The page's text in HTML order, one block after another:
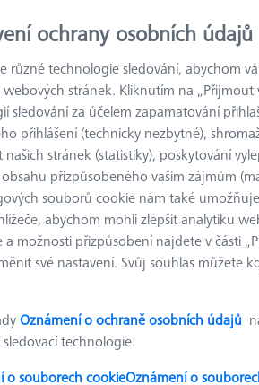
systém Kódování
filtrů
Referenční značky 3,0
bílé, magnetické, 100
604001-4892-000
Machine
ARAMIS, ATOS, ATOS PLUS, GOM
Referenční značky 1,5
ochrany osobních údajů
různé technologie sledování, abychom
stránek. Kliknutím na „Přijmout
sledování za účelem zapamatování
přihlášení (technicky nezbytné),
stránek (statistiky), poskytování
přizpůsobeného vašim zájmům
souborů cookie nám také
abychom mohli zlepšit analytiku
a možnosti přizpůsobení najdete v části
své nastavení. Svůj souhlas můžete
Oznámení o ochraně osobních údajů
technologie.
o souborech cookieOznámení o